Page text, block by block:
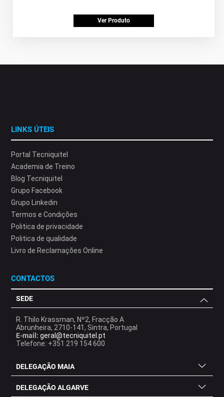
Ver Produto
LINKS ÚTEIS
Portal Tecniquitel
Academia de Treino
Blog Tecniquitel
Grupo Facebook
Grupo Linkedin
Termos e Condições
Politica de privacidade
Politica de qualidade
Livro de Reclamações Online
CONTACTOS
SEDE
R. Thilo Krassman, Nº2, Fracção A
Abrunheira, 2710-141, Sintra, Portugal
E-mail: geral@tecniquitel.pt
Telefone: +351 219 154 600
DELEGAÇÃO MAIA
DELEGAÇÃO ALGARVE